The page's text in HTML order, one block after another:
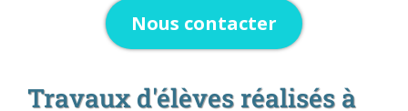
Nous contacter
Travaux d'élèves réalisés à